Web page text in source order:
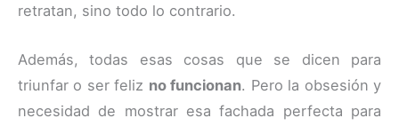
retratan, sino todo lo contrario.
Además, todas esas cosas que se dicen para
triunfar o ser feliz no funcionan. Pero la obsesión y
necesidad de mostrar esa fachada perfecta para